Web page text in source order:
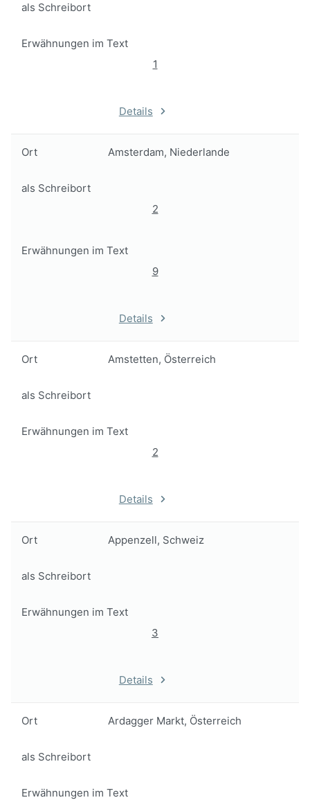
als Schreibort
Erwähnungen im Text
1
Details
Ort Amsterdam, Niederlande
als Schreibort
2
Erwähnungen im Text
9
Details
Ort Amstetten, Österreich
als Schreibort
Erwähnungen im Text
2
Details
Ort Appenzell, Schweiz
als Schreibort
Erwähnungen im Text
3
Details
Ort Ardagger Markt, Österreich
als Schreibort
Erwähnungen im Text